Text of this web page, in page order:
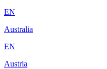
EN
Australia
EN
Austria